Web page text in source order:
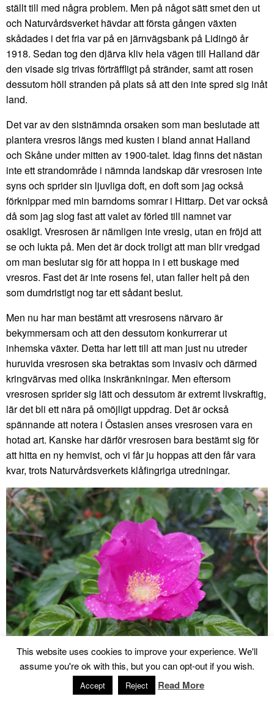
ställt till med några problem. Men på något sätt smet den ut
och Naturvårdsverket hävdar att första gången växten
skådades i det fria var på en järnvägsbank på Lidingö år
1918. Sedan tog den djärva kliv hela vägen till Halland där
den visade sig trivas förträffligt på stränder, samt att rosen
dessutom höll stranden på plats så att den inte spred sig inåt
land.
Det var av den sistnämnda orsaken som man beslutade att
plantera vresros längs med kusten i bland annat Halland
och Skåne under mitten av 1900-talet. Idag finns det nästan
inte ett strandområde i nämnda landskap där vresrosen inte
syns och sprider sin ljuvliga doft, en doft som jag också
förknippar med min barndoms somrar i Hittarp. Det var också
då som jag slog fast att valet av förled till namnet var
osakligt. Vresrosen är nämligen inte vresig, utan en fröjd att
se och lukta på. Men det är dock troligt att man blir vredgad
om man beslutar sig för att hoppa in i ett buskage med
vresros. Fast det är inte rosens fel, utan faller helt på den
som dumdristigt nog tar ett sådant beslut.
Men nu har man bestämt att vresrosens närvaro är
bekymmersam och att den dessutom konkurrerar ut
inhemska växter. Detta har lett till att man just nu utreder
huruvida vresrosen ska betraktas som invasiv och därmed
kringvärvas med olika inskränkningar. Men eftersom
vresrosen sprider sig lätt och dessutom är extremt livskraftig,
lär det bli ett nära på omöjligt uppdrag. Det är också
spännande att notera i Östasien anses vresrosen vara en
hotad art. Kanske har därför vresrosen bara bestämt sig för
att hitta en ny hemvist, och vi får ju hoppas att den får vara
kvar, trots Naturvårdsverkets klåfingriga utredningar.
This website uses cookies to improve your experience. We'll
assume you're ok with this, but you can opt-out if you wish.
Accept Reject Read More